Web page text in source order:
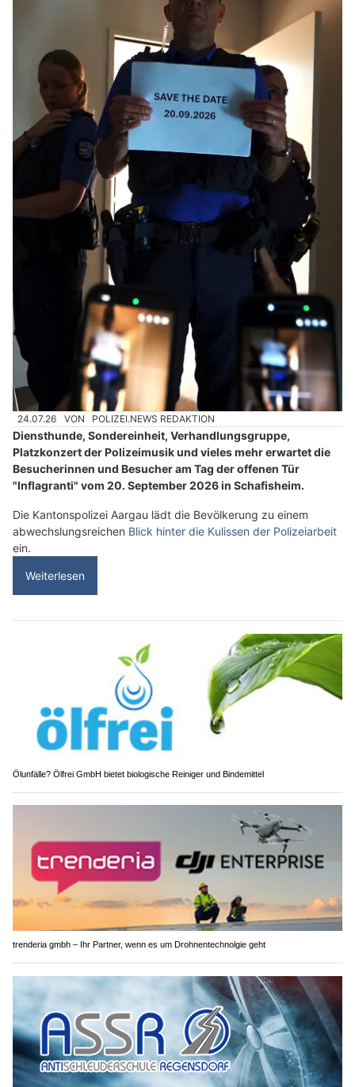
24.07.26 VON POLIZEI.NEWS REDAKTION
Diensthunde, Sondereinheit, Verhandlungsgruppe,
Platzkonzert der Polizeimusik und vieles mehr erwartet die
Besucherinnen und Besucher am Tag der offenen Tür
"Inflagranti" vom 20. September 2026 in Schafisheim.
Die Kantonspolizei Aargau lädt die Bevölkerung zu einem
abwechslungsreichen Blick hinter die Kulissen der Polizeiarbeit
ein.
Weiterlesen
Ölunfälle? Ölfrei GmbH bietet biologische Reiniger und Bindemittel
trenderia gmbh – Ihr Partner, wenn es um Drohnentechnolgie geht